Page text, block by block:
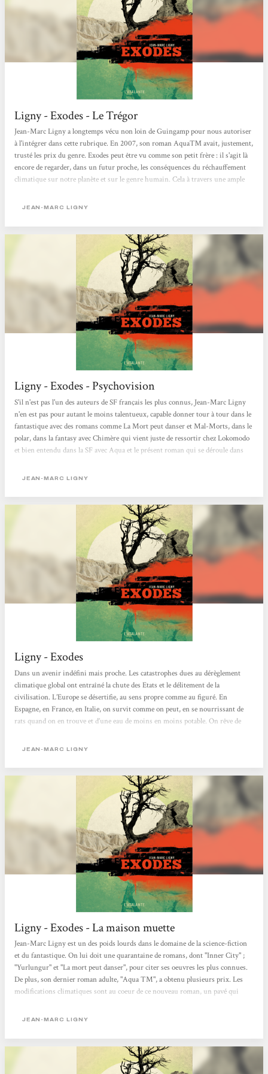
Ligny - Exodes - Le Trégor
Jean-Marc Ligny a longtemps vécu non loin de Guingamp pour nous autoriser
à l'intégrer dans cette rubrique. En 2007, son roman Aqua™ avait, justement,
trusté les prix du genre. Exodes peut être vu comme son petit frère : il s'agit là
encore de regarder, dans un futur proche, les conséquences du réchauffement
climatique sur notre planète et sur le genre humain. Cela à travers une ample
cette Terre ravagée, asséchée, dans ces villes détruites et dépeuplées. Dans un
JEAN-MARC LIGNY
Ligny - Exodes - Psychovision
S'il n'est pas l'un des auteurs de SF français les plus connus, Jean-Marc Ligny
n'en est pas pour autant le moins talentueux, capable donner tour à tour dans le
fantastique avec des romans comme La Mort peut danser et Mal-Morts, dans le
polar, dans la fantasy avec Chimère qui vient juste de ressortir chez Lokomodo
et bien entendu dans la SF avec Aqua et le présent roman qui se déroule dans
portraits, Jean-Marc Ligny dresse le portrait d'un futur peu enthousiasmant où
propre...
JEAN-MARC LIGNY
Ligny - Exodes
Dans un avenir indéfini mais proche. Les catastrophes dues au dérèglement
climatique global ont entraîné la chute des Etats et le délitement de la
civilisation. L’Europe se désertifie, au sens propre comme au figuré. En
Espagne, en France, en Italie, on survit comme on peut, en se nourrissant de
rats quand on en trouve et d’une eau de moins en moins potable. On rêve de
les îles Lofoten, en Norvège, la pêche est de plus en plus pauvre et l’afflux
JEAN-MARC LIGNY
Ligny - Exodes - La maison muette
Jean-Marc Ligny est un des poids lourds dans le domaine de la science-fiction
et du fantastique. On lui doit une quarantaine de romans, dont "Inner City" ;
"Yurlungur" et "La mort peut danser", pour citer ses oeuvres les plus connues.
De plus, son dernier roman adulte, "Aqua TM", a obtenu plusieurs prix. Les
modifications climatiques sont au coeur de ce nouveau roman, un pavé qui
: les riches, réfugiés dans les enclaves (ces immenses dômes de plusieurs km)
JEAN-MARC LIGNY